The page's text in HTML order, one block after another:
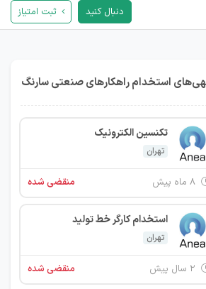
دنبال کنید ثبت امتیاز
استخدام راهکارهای صنعتی سارنگ
تکنسین الکترونیک
تهران
منقضی شده
استخدام کارگر خط تولید
تهران
منقضی شده